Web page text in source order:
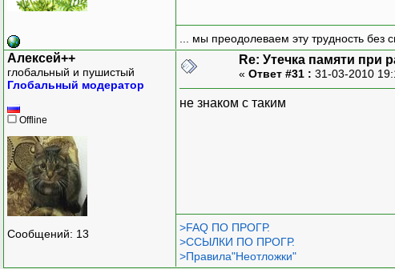
... мы преодолеваем эту трудность без
Алексей++
глобальный и пушистый
Глобальный модератор
Offline
Сообщений: 13
Re: Утечка памяти при
« Ответ #31 : 31-03-2010
не знаком с таким
>FAQ ПО ПРОГР.
>ССЫЛКИ ПО ПРОГР.
>Правила"Неотложки"